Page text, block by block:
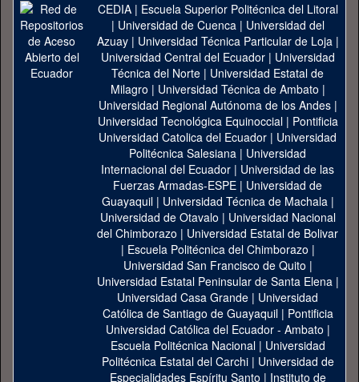
CEDIA| Escuela Superior Politécnica del Litoral
| Universidad de Cuenca| Universidad del
Azuay| Universidad Técnica Particular de Loja|
Universidad Central del Ecuador| Universidad
Técnica del Norte | Universidad Estatal de
Milagro | Universidad Técnica de Ambato |
Universidad Regional Autónoma de los Andes|
Universidad Tecnológica Equinoccial| Pontificia
Universidad Catolica del Ecuador | Universidad
Politécnica Salesiana | Universidad
Internacional del Ecuador | Universidad de las
Fuerzas Armadas-ESPE | Universidad de
Guayaquil| Universidad Técnica de Machala|
Universidad de Otavalo | Universidad Nacional
del Chimborazo | Universidad Estatal de Bolivar
| Escuela Politécnica del Chimborazo |
Universidad San Francisco de Quito |
Universidad Estatal Peninsular de Santa Elena|
Universidad Casa Grande | Universidad
Católica de Santiago de Guayaquil| Pontificia
Universidad Católica del Ecuador - Ambato |
Escuela Politécnica Nacional| Universidad
Politécnica Estatal del Carchi| Universidad de
Especialidades Espíritu Santo | Instituto de